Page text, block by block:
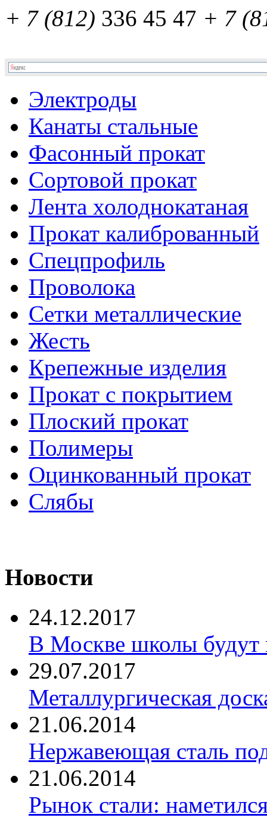
+ 7 (812) 336 45 47 + 7
Электроды
Канаты стальные
Фасонный прокат
Сортовой прокат
Лента холоднокатаная
Прокат калиброванный
Спецпрофиль
Проволока
Сетки металлические
Жесть
Крепежные изделия
Прокат с покрытием
Плоский прокат
Полимеры
Оцинкованный прокат
Слябы
Новости
24.12.2017
В Москве школы будут
29.07.2017
Металлургическая
21.06.2014
Нержавеющая сталь
21.06.2014
Рынок стали: